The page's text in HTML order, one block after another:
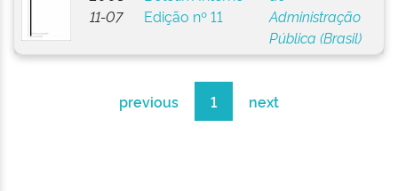
11-07
Edição nº 11
Administração
Pública (Brasil)
previous 1 next